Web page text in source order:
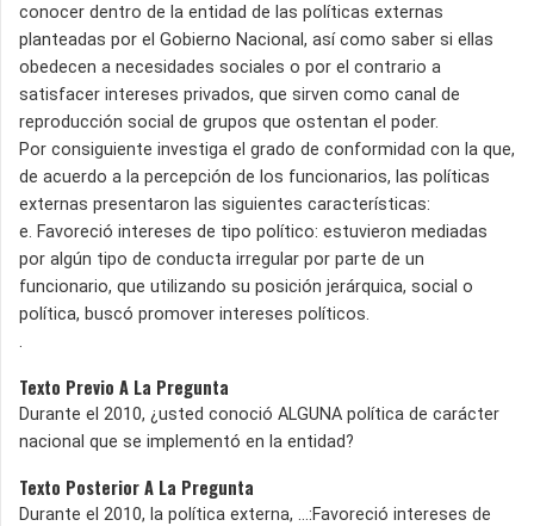
conocer dentro de la entidad de las políticas externas
planteadas por el Gobierno Nacional, así como saber si ellas
obedecen a necesidades sociales o por el contrario a
satisfacer intereses privados, que sirven como canal de
reproducción social de grupos que ostentan el poder.
Por consiguiente investiga el grado de conformidad con la que,
de acuerdo a la percepción de los funcionarios, las políticas
externas presentaron las siguientes características:
e. Favoreció intereses de tipo político: estuvieron mediadas
por algún tipo de conducta irregular por parte de un
funcionario, que utilizando su posición jerárquica, social o
política, buscó promover intereses políticos.
.
Texto Previo A La Pregunta
Durante el 2010, ¿usted conoció ALGUNA política de carácter
nacional que se implementó en la entidad?
Texto Posterior A La Pregunta
Durante el 2010, la política externa, …:Favoreció intereses de